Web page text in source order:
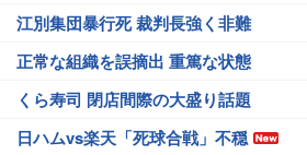
江別集団暴行死 裁判長強く非難
正常な組織を誤摘出 重篤な状態
くら寿司 閉店間際の大盛り話題
日ハムvs楽天「死球合戦」不穏